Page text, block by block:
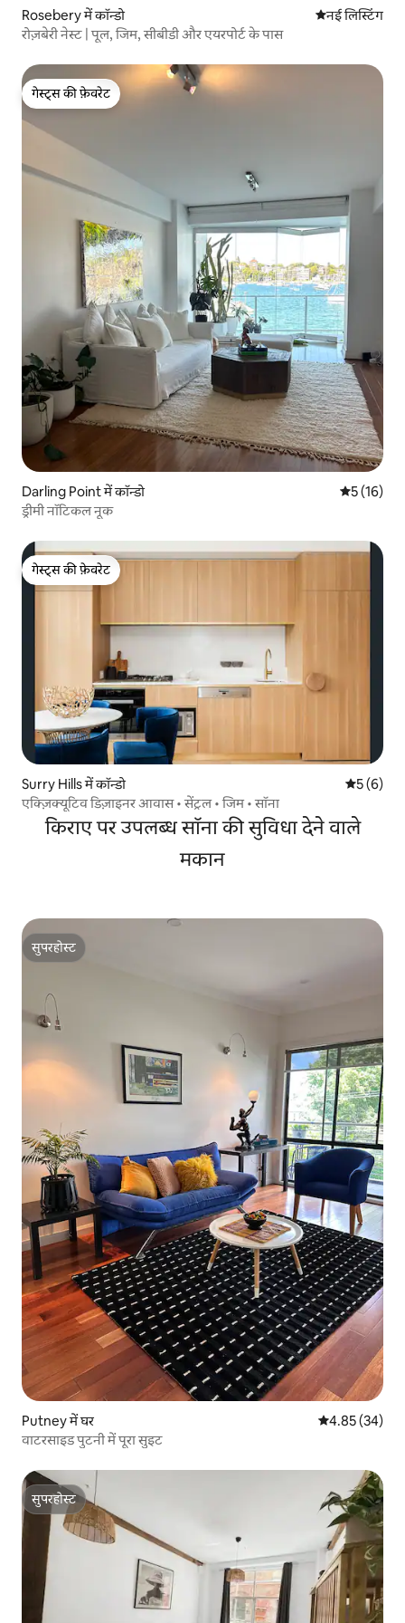
Rosebery में कॉन्डो ठहरने की नई
नई लिस्टिंग
रोज़बेरी नेस्ट | पूल, जिम, सीबीडी और एयरपोर्ट के पास
गेस्ट्स की फ़ेवरेट
गेस्ट्स की फ़ेवरेट
Darling Point में कॉन्डो औसत रेटिंग
5 (16)
ड्रीमी नॉटिकल नूक
गेस्ट्स की फ़ेवरेट
गेस्ट्स की फ़ेवरेट
Surry Hills में कॉन्डो औसत रेटिंग
5 (6)
एक्ज़िक्यूटिव डिज़ाइनर आवास • सेंट्रल • जिम • सॉना
किराए पर उपलब्ध सॉना की सुविधा देने वाले
मकान
सुपरहोस्ट
सुपरहोस्ट
Putney में घर औसत रेटिंग 5 में
4.85 (34)
वाटरसाइड पुटनी में पूरा सुइट
सुपरहोस्ट
सुपरहोस्ट